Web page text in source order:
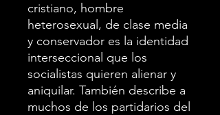
cristiano, hombre
heterosexual, de clase media
y conservador es la identidad
interseccional que los
socialistas quieren alienar y
aniquilar. También describe a
muchos de los partidarios del